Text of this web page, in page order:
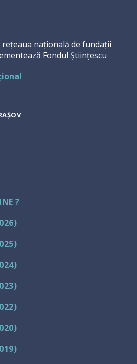
națională de fundații
Fondul Științescu
?